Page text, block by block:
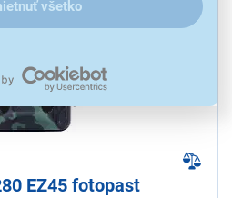
všetko
EZ45 fotopast